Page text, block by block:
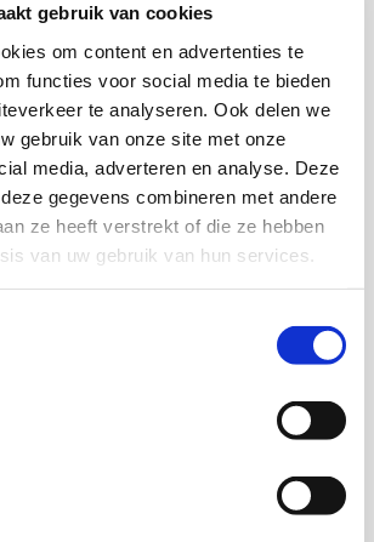
gebruik van cookies
om content en advertenties te
functies voor social media te bieden
te analyseren. Ook delen we
gebruik van onze site met onze
media, adverteren en analyse. Deze
gegevens combineren met andere
ze heeft verstrekt of die ze hebben
van uw gebruik van hun services.
hierover het beste plaats
en professionals worden vanaf
bij het onderzoek en zij zullen
resultaten in de praktijk gebruikt
is blij met de toekenning: ‘Ik ben
naar of en hoe big data
bij het flexibiliseren en gerichter
teneinde kansenongelijkheid